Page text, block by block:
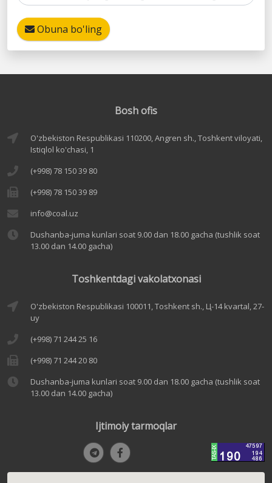
Obuna bo'ling
Bosh ofis
O'zbekiston Respublikasi 110200, Angren sh., Toshkent viloyati,
Istiqlol ko'chasi, 1
(+998) 78 150 39 80
(+998) 78 150 39 89
info@coal.uz
Dushanba-juma kunlari soat 9.00 dan 18.00 gacha (tushlik soat
13.00 dan 14.00 gacha)
Toshkentdagi vakolatxonasi
O'zbekiston Respublikasi 100011, Toshkent sh., Ц-14 kvartal, 27-
uy
(+998) 71 244 25 16
(+998) 71 244 20 80
Dushanba-juma kunlari soat 9.00 dan 18.00 gacha (tushlik soat
13.00 dan 14.00 gacha)
Ijtimoiy tarmoqlar